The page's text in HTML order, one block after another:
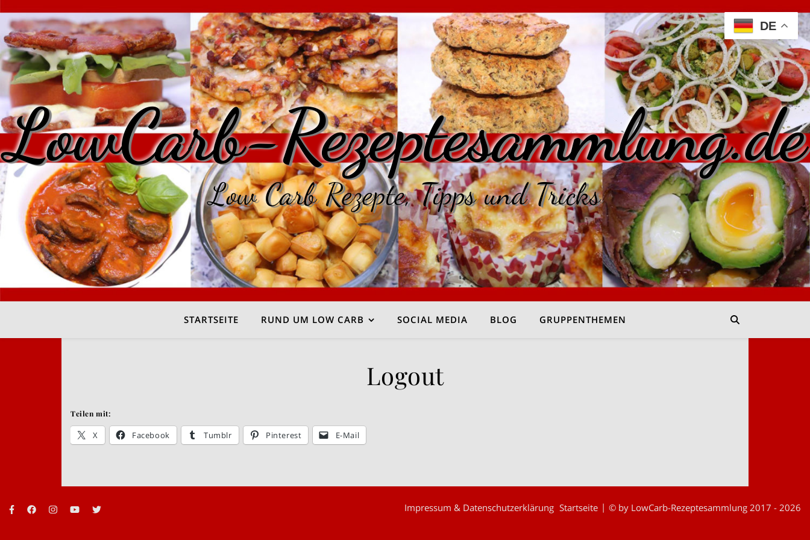
LowCarb-Rezeptesammlung.de
Low Carb Rezepte, Tipps und Tricks
STARTSEITE RUND UM LOW CARB SOCIAL MEDIA BLOG GRUPPENTHEMEN
Logout
Teilen mit:
X Facebook Tumblr Pinterest E-Mail
© by LowCarb-Rezeptesammlung 2017 - 2026
Impressum & Datenschutzerklärung Startseite
DE